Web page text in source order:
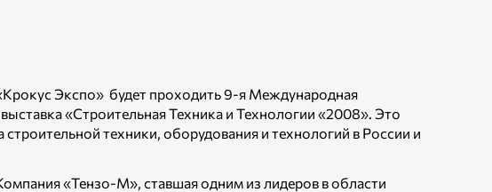
Экспо» будет проходить 9-я Международная
«Строительная Техника и Технологии «2008». Это
строительной техники, оборудования и технологий в России и
«Тензо-М», ставшая одним из лидеров в области